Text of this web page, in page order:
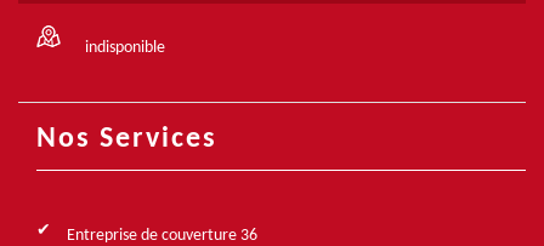
indisponible
Nos Services
Entreprise de couverture 36